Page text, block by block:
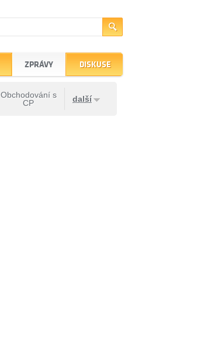
ZPRÁVY
Obchodování s
CP
další
DISKUSE